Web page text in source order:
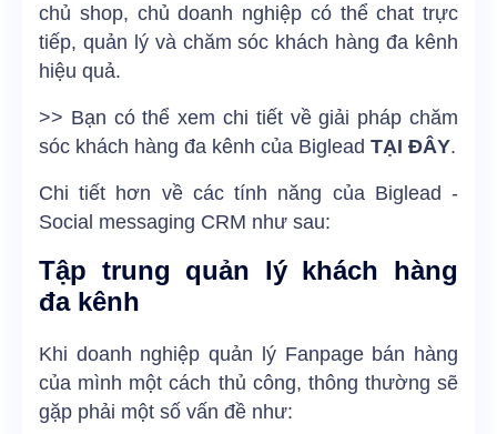
chủ shop, chủ doanh nghiệp có thể chat trực
tiếp, quản lý và chăm sóc khách hàng đa kênh
hiệu quả.
>> Bạn có thể xem chi tiết về giải pháp chăm
sóc khách hàng đa kênh của Biglead TẠI ĐÂY.
Chi tiết hơn về các tính năng của Biglead -
Social messaging CRM như sau:
Tập trung quản lý khách hàng
đa kênh
Khi doanh nghiệp quản lý Fanpage bán hàng
của mình một cách thủ công, thông thường sẽ
gặp phải một số vấn đề như: